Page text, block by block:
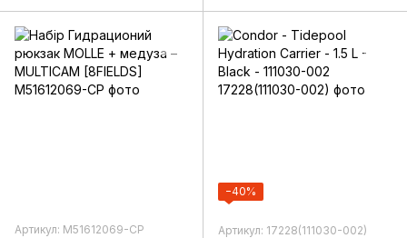
Артикул: M51612069-CP
−40%
Артикул: 17228(111030-002)